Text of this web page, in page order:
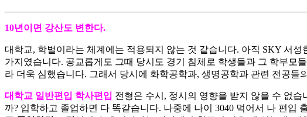
10년이면 강산도 변한다.
대학교, 학벌이라는 체계에는 적용되지 않는 것 같습니다. 아직 SKY 서
가지였습니다. 공교롭게도 그때 당시도 경기 침체로 학생들과 그 학부모
라 더욱 심했습니다. 그래서 당시에 화학공학과, 생명공학과 관련 전공
대학교 ​일반편입 학사편입 전형은 수시, 정시의 영향을 받지 않을 수 없습
까? 입학하고 졸업하면 다 똑같습니다. 나중에 나이 3040 먹어서 나 편